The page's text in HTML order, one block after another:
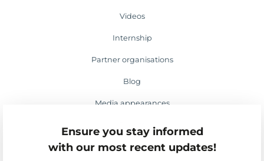
Ensure you stay informed
with our most recent updates!
Videos
Internship
Partner organisations
Blog
Media appearances